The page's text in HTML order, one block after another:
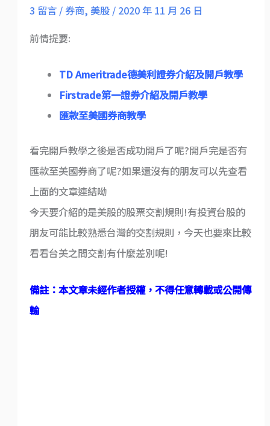
3 留言 /券商, 美股/ 2020 年 11 月 26 日
前情提要:
TD Ameritrade德美利證券介紹及開戶教學
Firstrade第一證券介紹及開戶教學
匯款至美國券商教學
看完開戶教學之後是否成功開戶了呢?開戶完是否有
匯款至美國券商了呢?如果還沒有的朋友可以先查看
上面的文章連結呦
今天要介紹的是美股的股票交割規則!有投資台股的
朋友可能比較熟悉台灣的交割規則，今天也要來比較
看看台美之間交割有什麼差別呢!
備註：本文章未經作者授權，不得任意轉載或公開傳
輸